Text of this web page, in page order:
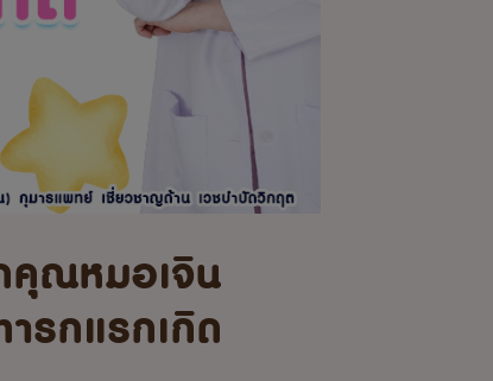
คุณหมอเจิน
รกแรกเกิด